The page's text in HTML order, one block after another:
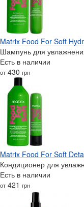
Matrix Food For Soft
Шампунь для
Есть в наличии
от 430 грн
Matrix Food For Soft
Кондиционер для
Есть в наличии
от 421 грн